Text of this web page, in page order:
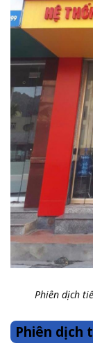
Phiên dịch
Phiên dịch